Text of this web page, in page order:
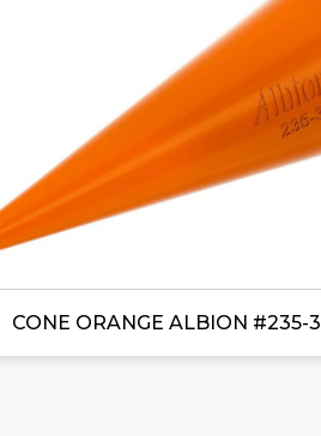
CONE ORANGE ALBION #235-3